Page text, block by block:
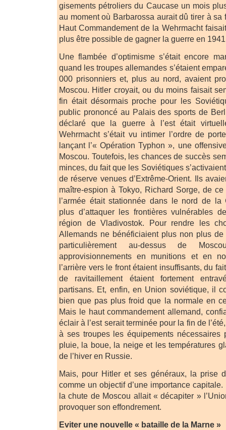
gisements pétroliers du Caucase un mois
au moment où Barbarossa aurait dû tirer à sa
Haut Commandement de la Wehrmacht
plus être possible de gagner la guerre en
Une flambée d’optimisme s’était encore
quand les troupes allemandes s’étaient
000 prisonniers et, plus au nord, avaient
Moscou. Hitler croyait, ou du moins faisait
fin était désormais proche pour les
public prononcé au Palais des sports de
déclaré que la guerre à l’est était
Wehrmacht s’était vu intimer l’ordre de
lançant l’« Opération Typhon », une
Moscou. Toutefois, les chances de succès
minces, du fait que les Soviétiques
de réserve venues d’Extrême-Orient. Ils
maître-espion à Tokyo, Richard Sorge, de
l’armée était stationnée dans le nord de la
plus d’attaquer les frontières vulnérables
région de Vladivostok. Pour rendre les
Allemands ne bénéficiaient plus non plus
particulièrement au-dessus de
approvisionnements en munitions et en
l’arrière vers le front étaient insuffisants, du
de ravitaillement étaient fortement
partisans. Et, enfin, en Union soviétique, il
bien que pas plus froid que la normale en
Mais le haut commandement allemand,
éclair à l’est serait terminée pour la fin de
à ses troupes les équipements nécessaires
pluie, la boue, la neige et les températures
de l’hiver en Russie.
Mais, pour Hitler et ses généraux, la prise
comme un objectif d’une importance
la chute de Moscou allait « décapiter »
provoquer son effondrement.
Eviter une nouvelle « bataille de la Marne »